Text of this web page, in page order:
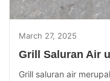
March 27, 2025
Grill Saluran Air
Grill saluran air